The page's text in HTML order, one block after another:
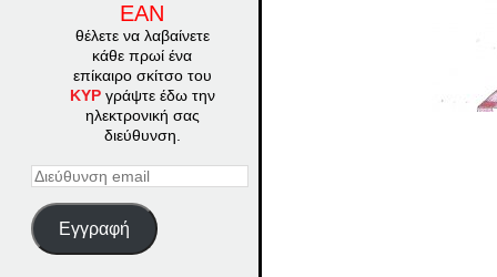
ΕΑΝ
θέλετε να λαβαίνετε
κάθε πρωί ένα
επίκαιρο σκίτσο του
ΚΥΡγράψτε έδω την
ηλεκτρονική σας
διεύθυνση.
Διεύθυνση
Εγγραφή